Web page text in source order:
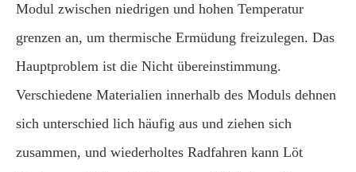
Modul zwischen niedrigen und hohen Temperatur
grenzen an, um thermische Ermüdung freizulegen. Das
Hauptproblem ist die Nicht übereinstimmung.
Verschiedene Materialien innerhalb des Moduls dehnen
sich unterschied lich häufig aus und ziehen sich
zusammen, und wiederholtes Radfahren kann Löt